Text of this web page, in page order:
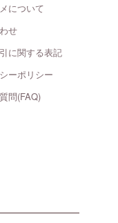
について
せ
に関する表記
ーポリシー
問(FAQ)